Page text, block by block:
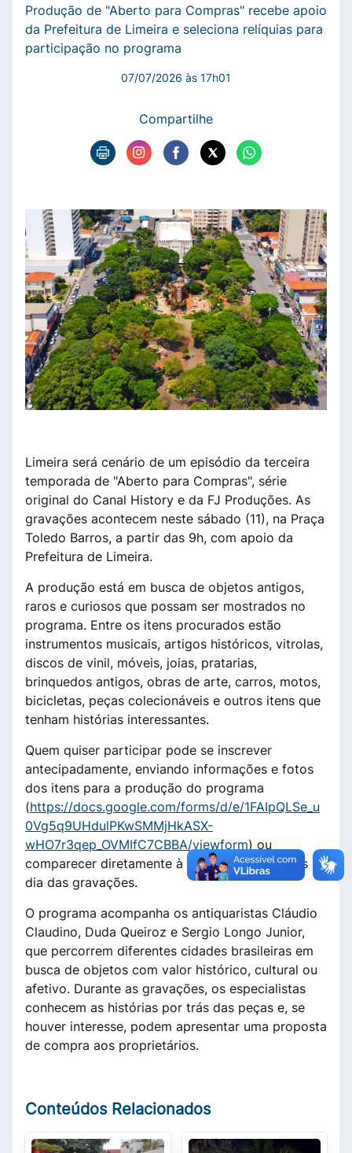
Produção de "Aberto para Compras" recebe apoio
da Prefeitura de Limeira e seleciona relíquias para
participação no programa
07/07/2026 às 17h01
Compartilhe
Limeira será cenário de um episódio da terceira
temporada de "Aberto para Compras", série
original do Canal History e da FJ Produções. As
gravações acontecem neste sábado (11), na Praça
Toledo Barros, a partir das 9h, com apoio da
Prefeitura de Limeira.
A produção está em busca de objetos antigos,
raros e curiosos que possam ser mostrados no
programa. Entre os itens procurados estão
instrumentos musicais, artigos históricos, vitrolas,
discos de vinil, móveis, joias, pratarias,
brinquedos antigos, obras de arte, carros, motos,
bicicletas, peças colecionáveis e outros itens que
tenham histórias interessantes.
Quem quiser participar pode se inscrever
antecipadamente, enviando informações e fotos
dos itens para a produção do programa
(https://docs.google.com/forms/d/e/1FAIpQLSe_u
0Vg5q9UHdulPKwSMMjHkASX-
wHO7r3qep_OVMIfC7CBBA/viewform) ou
comparecer diretamente à Praça Toledo Barros no
dia das gravações.
O programa acompanha os antiquaristas Cláudio
Claudino, Duda Queiroz e Sergio Longo Junior,
que percorrem diferentes cidades brasileiras em
busca de objetos com valor histórico, cultural ou
afetivo. Durante as gravações, os especialistas
conhecem as histórias por trás das peças e, se
houver interesse, podem apresentar uma proposta
de compra aos proprietários.
Conteúdos Relacionados